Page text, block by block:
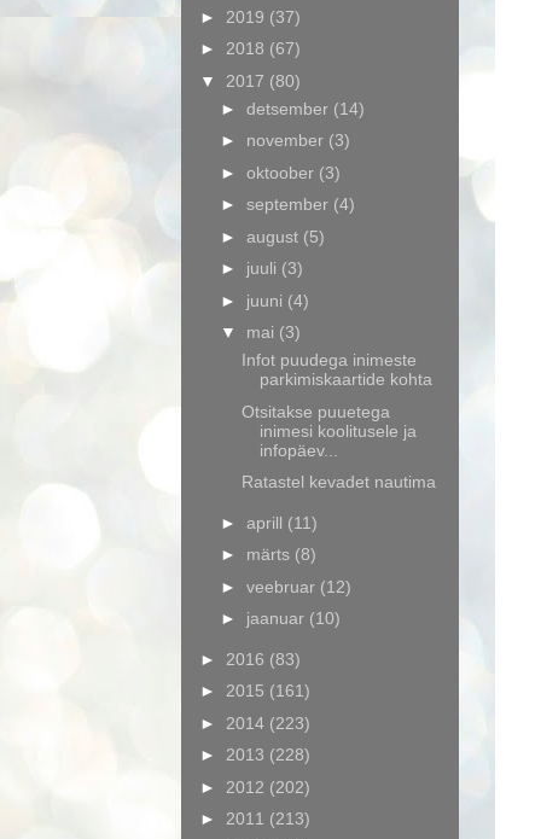
► 2019 (37)
► 2018 (67)
▼ 2017 (80)
► detsember (14)
► november (3)
► oktoober (3)
► september (4)
► august (5)
► juuli (3)
► juuni (4)
▼ mai (3)
Infot puudega inimeste
parkimiskaartide kohta
Otsitakse puuetega
inimesi koolitusele ja
infopäev...
Ratastel kevadet nautima
► aprill (11)
► märts (8)
► veebruar (12)
► jaanuar (10)
► 2016 (83)
► 2015 (161)
► 2014 (223)
► 2013 (228)
► 2012 (202)
► 2011 (213)